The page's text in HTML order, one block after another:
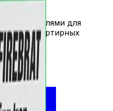
с вредителями для
и квартирных